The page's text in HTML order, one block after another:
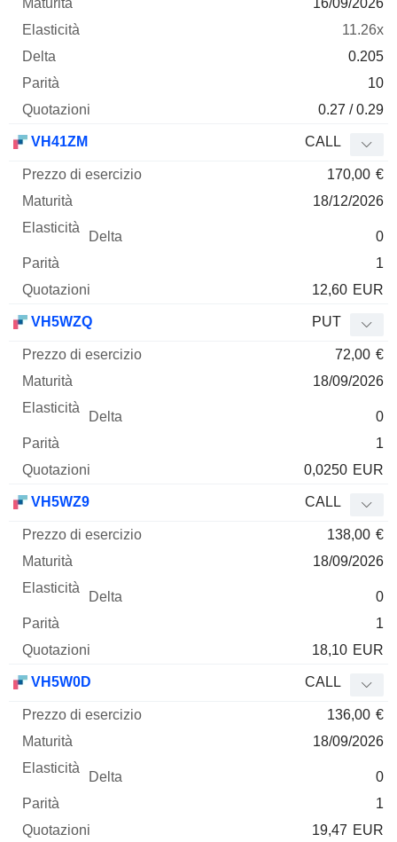
16/09/2026
11.26x
0.205
10
0.27 / 0.29
VH41ZM CALL
170,00 €
18/12/2026
0
1
12,60 EUR
VH5WZQ PUT
72,00 €
18/09/2026
0
1
0,0250 EUR
VH5WZ9 CALL
138,00 €
18/09/2026
0
1
18,10 EUR
VH5W0D CALL
136,00 €
18/09/2026
0
1
19,47 EUR